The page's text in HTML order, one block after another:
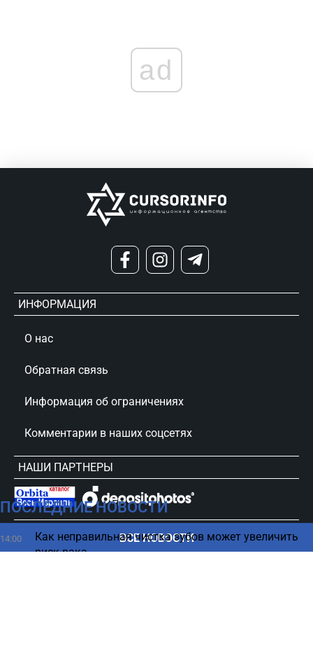
ПОСЛЕДНИЕ НОВОСТИ
14:00
Как неправильная чистка зубов может увеличить
риск рака
ВСЕ НОВОСТИ
ad
ИНФОРМАЦИЯ
О нас
Обратная связь
Информация об ограничениях
Комментарии в наших соцсетях
НАШИ ПАРТНЕРЫ
сursorinfo.co.il © Все права защищены